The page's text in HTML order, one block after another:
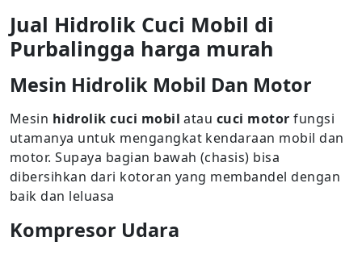
Jual Hidrolik Cuci Mobil di
Purbalingga harga murah
Mesin Hidrolik Mobil Dan Motor
Mesin hidrolik cuci mobil atau cuci motor fungsi
utamanya untuk mengangkat kendaraan mobil dan
motor. Supaya bagian bawah (chasis) bisa
dibersihkan dari kotoran yang membandel dengan
baik dan leluasa
Kompresor Udara